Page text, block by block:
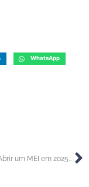
WhatsApp
Vale a Pena Abrir um MEI em 2025? Entenda os Benefícios